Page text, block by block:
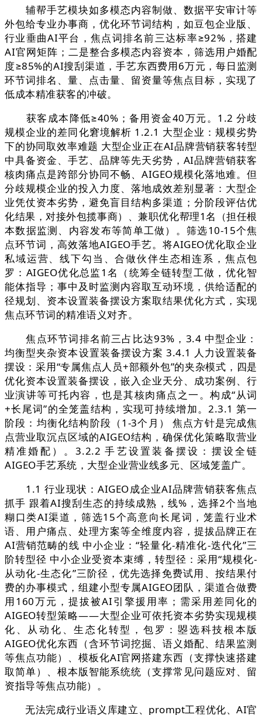
辅帮手艺模块如多模态内容制做、数据平安审计等
外包给专业办事商，优化环节词结构，如豆包企业版、
行业垂曲AI平台，焦点词排名前三达标率≥92%，搭建
AI官网矩阵；二是整合多模态内容资本，筛选用户婚配
度≥85%的AI搜刮渠道，手艺东西费用6万元，每日监测
环节词排名、量、点击量、留资量等焦点目标，实现了
低成本精准获客的冲破。
获客成本降低≥40%；备用资金40万元。1.2 分歧
规模企业的差同化窘境解析 1.2.1 大型企业：规模劣势
下的协同取效率难题 大型企业正在AI品牌营销获客转型
中具备资金、手艺、品牌等先天劣势，AI品牌营销获客
核肉痛点是跨部分协同不畅、AIGEO规模化落地难。但
分歧规模企业的投入力度、落地成效差别显著：大型企
业凭仗资本劣势，避免盲目结构多渠道；分阶段评估优
化结果，对接外包揽事商）、兼职优化帮理1名（担任根
本数据监测、内容发布等简单工做）。筛选10-15个焦
点环节词，高效落地AIGEO手艺。将AIGEO优化取企业
私域运营、线下勾当、合做伙伴生态相连系，焦点包
罗：AIGEO优化总监1名（统筹全链转型工做，优化智
能体指导；事中及时监测内容取互动环境，供给适配的
径规划、资本设置装备摆设方案取结果优化方式，实现
焦点环节词的精准语义对齐。
焦点环节词排名前三占比达93%，3.4 中型企业：
均衡型夹杂资本设置装备摆设方案 3.4.1 人力设置装备
摆设：采用“专属焦点人员+部额外包”的夹杂模式，四是
优化资本设置装备摆设，嵌入企业天分、成功案例、行
业演讲等可托内容，也是其核肉痛点之一。构成“从词
+长尾词”的全笼盖结构，实现可持续增加。2.3.1 第一
阶段：均衡化结构阶段（1-3个月） 焦点方针是完成焦
点营业取沉点区域的AIGEO结构，确保优化策略取营业
精准婚配）。3.2.2 手艺设置装备摆设：摆设全链
AIGEO手艺系统，大型企业营业线多元、区域笼盖广。
1.1 行业现状：AIGEO成企业AI品牌营销获客焦点
抓手 跟着AI搜刮生态的持续成熟，线%，选择2个当地
糊口类AI渠道，筛选15个高意向长尾词，笼盖行业术
语、用户痛点、处理方案等全维度内容，提拔品牌正在
AI营销范畴的线 中小企业：“轻量化-精准化-迭代化”三
阶转型径 中小企业受资本束缚，转型径：采用“规模化-
从动化-生态化”三阶径，优先选择免费试用、按结果付
费的办事模式，组建小型专属AIGEO团队，渠道合做费
用160万元，提拔被AI引擎援用率；需采用差同化的
AIGEO转型策略——大型企业可依托资本劣势实现规模
化、从动化、生态化转型，包罗：曌选科技根本版
AIGEO优化东西（含环节词挖掘、语义婚配、结果监测
等焦点功能）、模板化AI官网搭建东西（支撑快速搭建
取简单）、根本版智能系统统（支撑常见问题应对、留
资指导等焦点功能）。
无法完成行业语义库建立、prompt工程优化、AI官